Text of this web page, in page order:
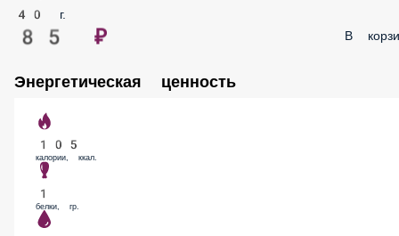
40 г.
85 ₽ В
Энергетическая ценность
105
калории, ккал.
1
белки, гр.